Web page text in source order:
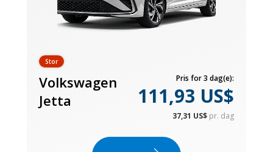
Stor
Volkswagen
Jetta
Pris for 3 dag(e):
111,93 US$
37,31 US$ pr. dag